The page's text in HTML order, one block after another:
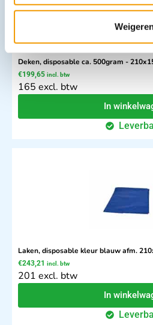
Deken, disposable ca. 500gram -
€199,65 incl. btw
165 excl. btw
In
Laken, disposable kleur blauw afm.
€243,21 incl. btw
201 excl. btw
In